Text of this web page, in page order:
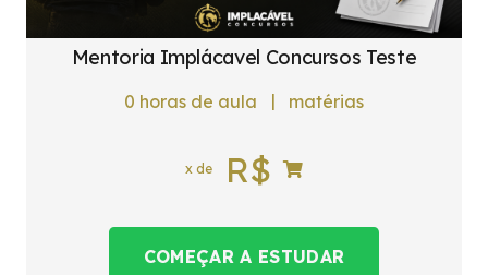
Mentoria Implácavel Concursos Teste
0 horas de aula | matérias
x de R$
COMEÇAR A ESTUDAR